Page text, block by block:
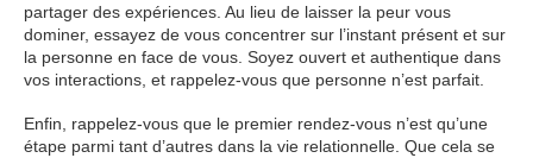
partager des expériences. Au lieu de laisser la peur vous
dominer, essayez de vous concentrer sur l’instant présent et sur
la personne en face de vous. Soyez ouvert et authentique dans
vos interactions, et rappelez-vous que personne n’est parfait.
Enfin, rappelez-vous que le premier rendez-vous n’est qu’une
étape parmi tant d’autres dans la vie relationnelle. Que cela se